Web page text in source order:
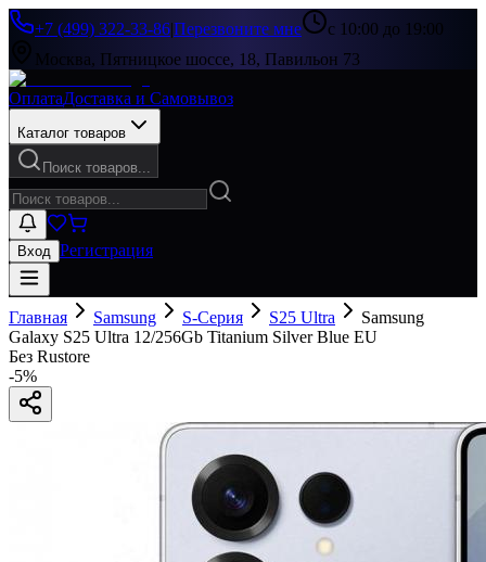
+7 (499) 322-33-86|Перезвоните мне
с 10:00 до 19:00
Москва, Пятницкое шоссе, 18, Павильон 73
ОплатаДоставка и Самовывоз
Каталог товаров
Поиск товаров...
Вход Регистрация
Главная Samsung S-Серия S25 Ultra
Samsung
Galaxy S25 Ultra 12/256Gb Titanium Silver Blue EU
Без Rustore
-5%